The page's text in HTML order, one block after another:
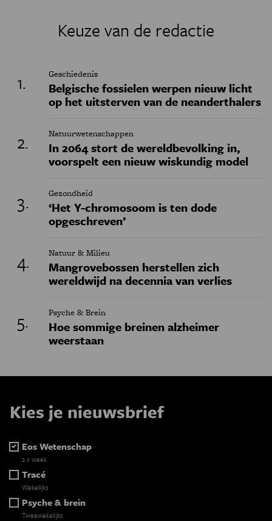
Keuze van de redactie
Geschiedenis
Belgische fossielen werpen nieuw licht
op het uitsterven van de neanderthalers
Natuurwetenschappen
In 2064 stort de wereldbevolking in,
voorspelt een nieuw wiskundig model
Gezondheid
‘Het Y-chromosoom is ten dode
opgeschreven’
Natuur & Milieu
Mangrovebossen herstellen zich
wereldwijd na decennia van verlies
Psyche & Brein
Hoe sommige breinen alzheimer
weerstaan
Kies je nieuwsbrief
Eos Wetenschap
2 x week
Tracé
Wekelijks
Psyche & brein
Tweewekelijks